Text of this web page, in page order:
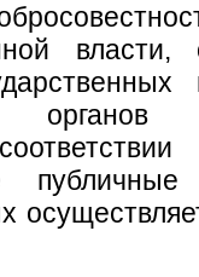
власти,
органов